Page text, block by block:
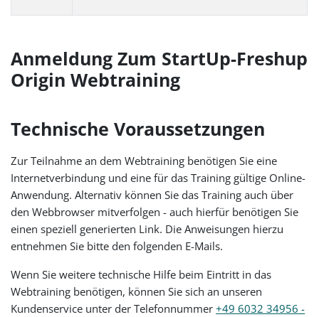
Anmeldung Zum StartUp-Freshup
Origin Webtraining
Technische Voraussetzungen
Zur Teilnahme an dem Webtraining benötigen Sie eine
Internetverbindung und eine für das Training gültige Online-
Anwendung. Alternativ können Sie das Training auch über
den Webbrowser mitverfolgen - auch hierfür benötigen Sie
einen speziell generierten Link. Die Anweisungen hierzu
entnehmen Sie bitte den folgenden E-Mails.
Wenn Sie weitere technische Hilfe beim Eintritt in das
Webtraining benötigen, können Sie sich an unseren
Kundenservice unter der Telefonnummer+49 6032 34956 -